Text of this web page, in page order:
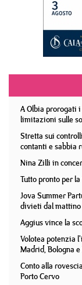
A Olbia prorogati
limitazioni sulle
Stretta sui
contanti e sabbia
Nina Zilli in
Tutto pronto per
Jova Summer
divieti dal mattino
Aggius vince la
Volotea potenzia
Madrid, Bologna
Conto alla
Porto Cervo